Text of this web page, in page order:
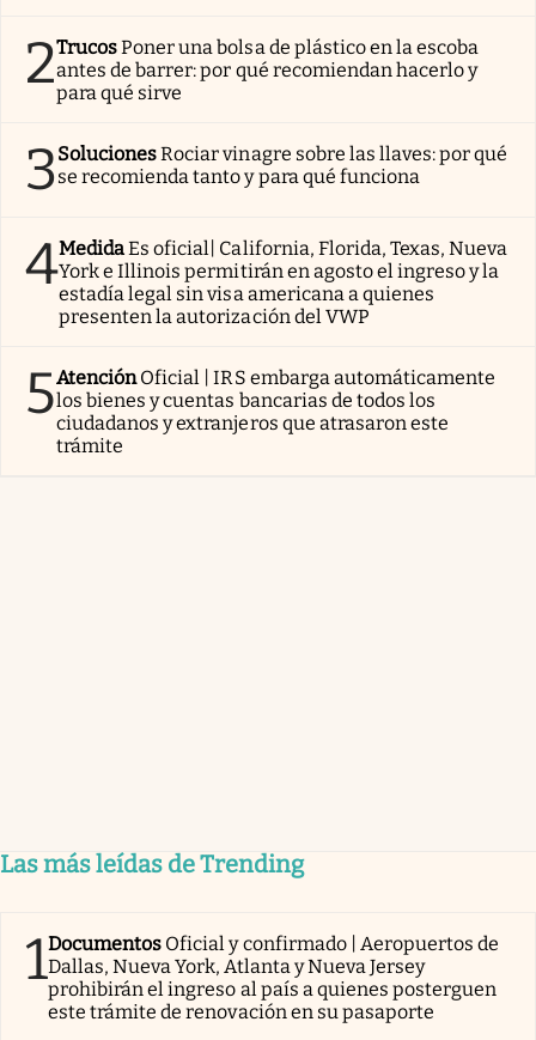
2TrucosPoner una bolsa de plástico en la escoba
antes de barrer: por qué recomiendan hacerlo y
para qué sirve
3SolucionesRociar vinagre sobre las llaves: por qué
se recomienda tanto y para qué funciona
4MedidaEs oficial| California, Florida, Texas, Nueva
York e Illinois permitirán en agosto el ingreso y la
estadía legal sin visa americana a quienes
presenten la autorización del VWP
5AtenciónOficial | IRS embarga automáticamente
los bienes y cuentas bancarias de todos los
ciudadanos y extranjeros que atrasaron este
trámite
Las más leídas de Trending
1Documentos Oficial y confirmado | Aeropuertos de
Dallas, Nueva York, Atlanta y Nueva Jersey
prohibirán el ingreso al país a quienes posterguen
este trámite de renovación en su pasaporte